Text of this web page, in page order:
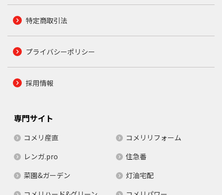
特定商取引法
プライバシーポリシー
採用情報
専門サイト
コメリ産直
コメリリフォーム
レンガ.pro
住急番
菜園&ガーデン
灯油宅配